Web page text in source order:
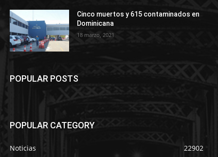
Cinco muertos y 615 contaminados en
Dominicana
18 marzo, 2021
POPULAR POSTS
POPULAR CATEGORY
Noticias 22902